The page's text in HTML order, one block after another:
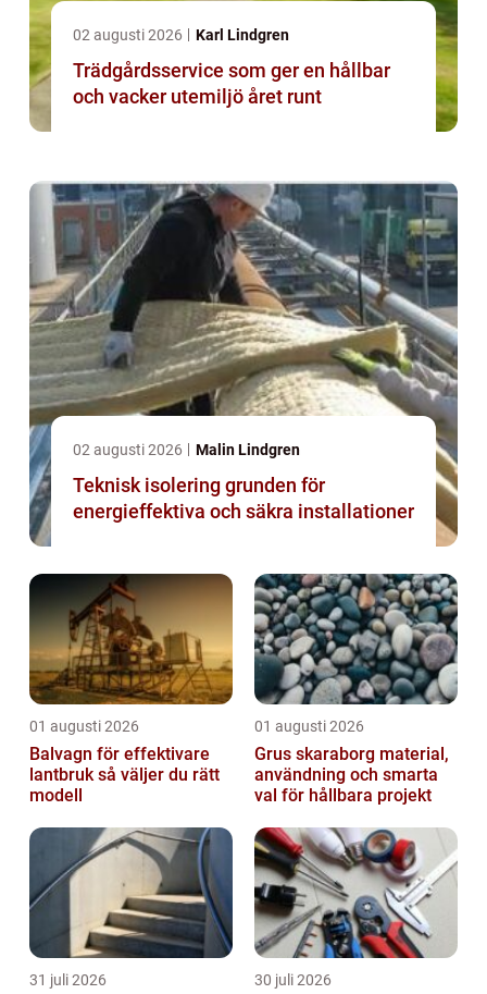
02 augusti 2026 Karl Lindgren
Trädgårdsservice som ger en hållbar
och vacker utemiljö året runt
02 augusti 2026 Malin Lindgren
Teknisk isolering grunden för
energieffektiva och säkra installationer
01 augusti 2026
Balvagn för effektivare
lantbruk så väljer du rätt
modell
01 augusti 2026
Grus skaraborg material,
användning och smarta
val för hållbara projekt
31 juli 2026 30 juli 2026